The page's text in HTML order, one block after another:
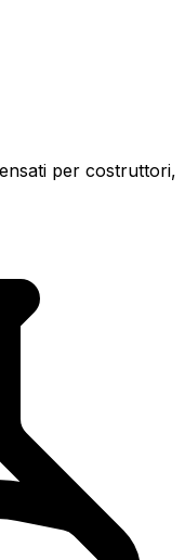
per costruttori,